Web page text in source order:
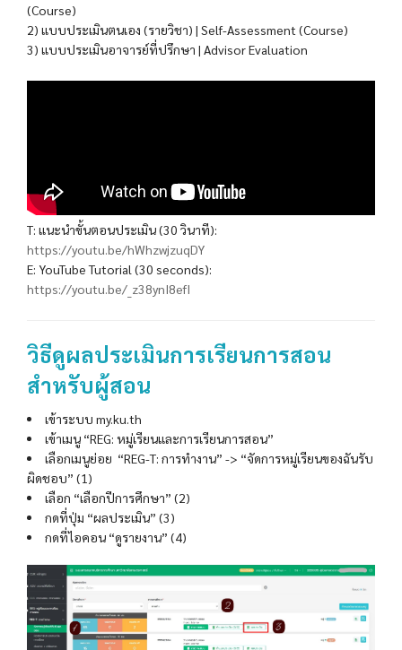
(Course)
2) แบบประเมินตนเอง (รายวิชา) | Self-Assessment (Course)
3) แบบประเมินอาจารย์ที่ปรึกษา | Advisor Evaluation
T: แนะนำขั้นตอนประเมิน (30 วินาที):
https://youtu.be/hWhzwjzuqDY
E: YouTube Tutorial (30 seconds):
https://youtu.be/_z38ynI8efI
วิธีดูผลประเมินการเรียนการสอน
สำหรับผู้สอน
เข้าระบบ my.ku.th
เข้าเมนู “REG: หมู่เรียนและการเรียนการสอน”
เลือกเมนูย่อย “REG-T: การทำงาน” -> “จัดการหมู่เรียนของฉันรับ
ผิดชอบ” (1)
เลือก “เลือกปีการศึกษา” (2)
กดที่ปุ่ม “ผลประเมิน” (3)
กดที่ไอคอน “ดูรายงาน” (4)